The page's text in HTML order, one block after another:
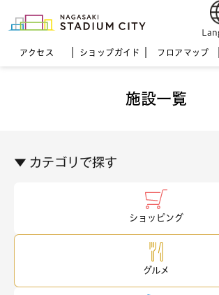
アクセス ショップガイド フロア マップ
施設一覧
▼ カテゴリで探す
ショッピング
グルメ